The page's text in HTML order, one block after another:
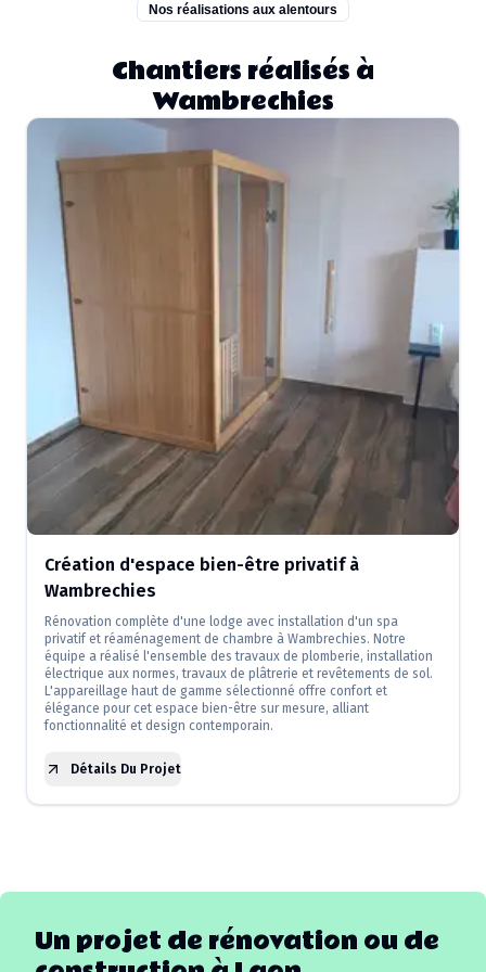
Nos réalisations aux alentours
Chantiers réalisés à
Wambrechies
Création d'espace bien-être privatif à
Wambrechies
Rénovation complète d'une lodge avec installation d'un spa
privatif et réaménagement de chambre à Wambrechies. Notre
équipe a réalisé l'ensemble des travaux de plomberie, installation
électrique aux normes, travaux de plâtrerie et revêtements de sol.
L'appareillage haut de gamme sélectionné offre confort et
élégance pour cet espace bien-être sur mesure, alliant
fonctionnalité et design contemporain.
Détails Du Projet
Un projet de rénovation ou de